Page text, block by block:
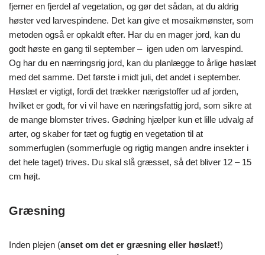
fjerner en fjerdel af vegetation, og gør det sådan, at du aldrig
høster ved larvespindene. Det kan give et mosaikmønster, som
metoden også er opkaldt efter. Har du en mager jord, kan du
godt høste en gang til september – igen uden om larvespind.
Og har du en nærringsrig jord, kan du planlægge to årlige høslæt
med det samme. Det første i midt juli, det andet i september.
Høslæt er vigtigt, fordi det trækker nærigstoffer ud af jorden,
hvilket er godt, for vi vil have en næringsfattig jord, som sikre at
de mange blomster trives. Gødning hjælper kun et lille udvalg af
arter, og skaber for tæt og fugtig en vegetation til at
sommerfuglen (sommerfugle og rigtig mangen andre insekter i
det hele taget) trives. Du skal slå græsset, så det bliver 12 – 15
cm højt.
Græsning
Inden plejen (anset om det er græsning eller høslæt!)